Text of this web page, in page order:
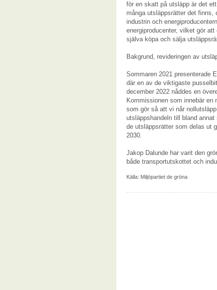
för en skatt på utsläpp är det
många utsläppsrätter det
industrin och
energiproducenter, vilket gör
själva köpa och sälja
Bakgrund, revideringen av
Sommaren 2021 presenterade
där en av de viktigaste
december 2022 nåddes en
Kommissionen som innebär
som gör så att vi når
utsläppshandeln till bland
de utsläppsrätter som delas ut
2030.
Jakop Dalunde har varit den
både transportutskottet och
Källa: Miljöpartiet de gröna